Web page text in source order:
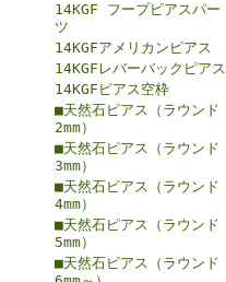
14KGF フープピアスパー
ツ
14KGFアメリカンピアス
14KGFレバーバックピアス
14KGFピアス空枠
■天然石ピアス（ラウンド
2mm）
■天然石ピアス（ラウンド
3mm）
■天然石ピアス（ラウンド
4mm）
■天然石ピアス（ラウンド
5mm）
■天然石ピアス（ラウンド